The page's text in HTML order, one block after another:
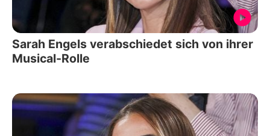
Sarah Engels verabschiedet sich von ihrer
Musical-Rolle